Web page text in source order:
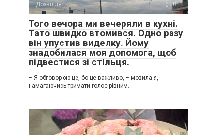
Дозвілля 0
Того вечора ми вечеряли в кухні.
Тато швидко втомився. Одно разу
він упустив виделку. Йому
знадобилася моя допомога, щоб
підвестися зі стільця.
– Я обговорюю це, бо це важливо, – мовила я,
намагаючись тримати голос рівним.